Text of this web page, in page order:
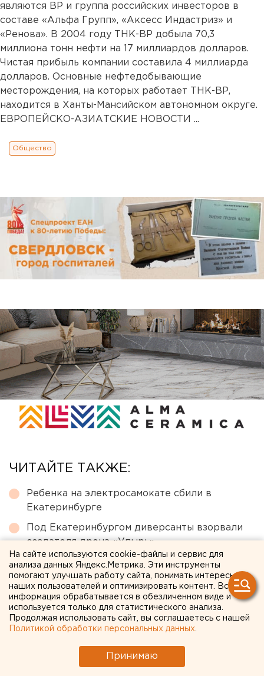
являются BP и группа российских инвесторов в
составе «Альфа Групп», «Аксесс Индастриз» и
«Ренова». В 2004 году ТНК-ВР добыла 70,3
миллиона тонн нефти на 17 миллиардов долларов.
Чистая прибыль компании составила 4 миллиарда
долларов. Основные нефтедобывающие
месторождения, на которых работает ТНК-ВР,
находится в Ханты-Мансийском автономном округе.
ЕВРОПЕЙСКО-АЗИАТСКИЕ НОВОСТИ ...
Общество
ЧИТАЙТЕ ТАКЖЕ:
Ребенка на электросамокате сбили в
Екатеринбурге
Под Екатеринбургом диверсанты взорвали
создателя дрона «Упырь»
Власти Екатеринбурга рассказали о борьбе с
желтой водой
Сгоревший квартал в центре Оренбурга
застроят
Исторический центр Оренбурга застроят по
КРТ, а история с небоскребами — на паузе
На сайте используются cookie-файлы и сервис для
анализа данных Яндекс.Метрика. Эти инструменты
помогают улучшать работу сайта, понимать интересы
наших пользователей и оптимизировать контент. Вся
информация обрабатывается в обезличенном виде и
используется только для статистического анализа.
Продолжая использовать сайт, вы соглашаетесь с нашей
Политикой обработки персональных данных
Принимаю